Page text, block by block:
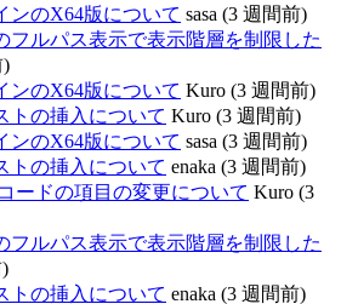
ンのX64版について sasa (3 週間前)
フルパス表示で表示階層を制限した
)
ンのX64版について Kuro (3 週間前)
トの挿入について Kuro (3 週間前)
ンのX64版について sasa (3 週間前)
トの挿入について enaka (3 週間前)
ードの項目の変更について Kuro (3
フルパス表示で表示階層を制限した
トの挿入について enaka (3 週間前)